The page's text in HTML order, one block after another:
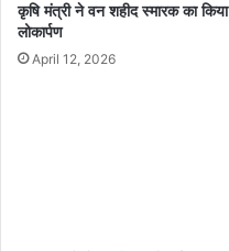
कृषि मंत्री ने वन शहीद स्मारक का किया
लोकार्पण
April 12, 2026